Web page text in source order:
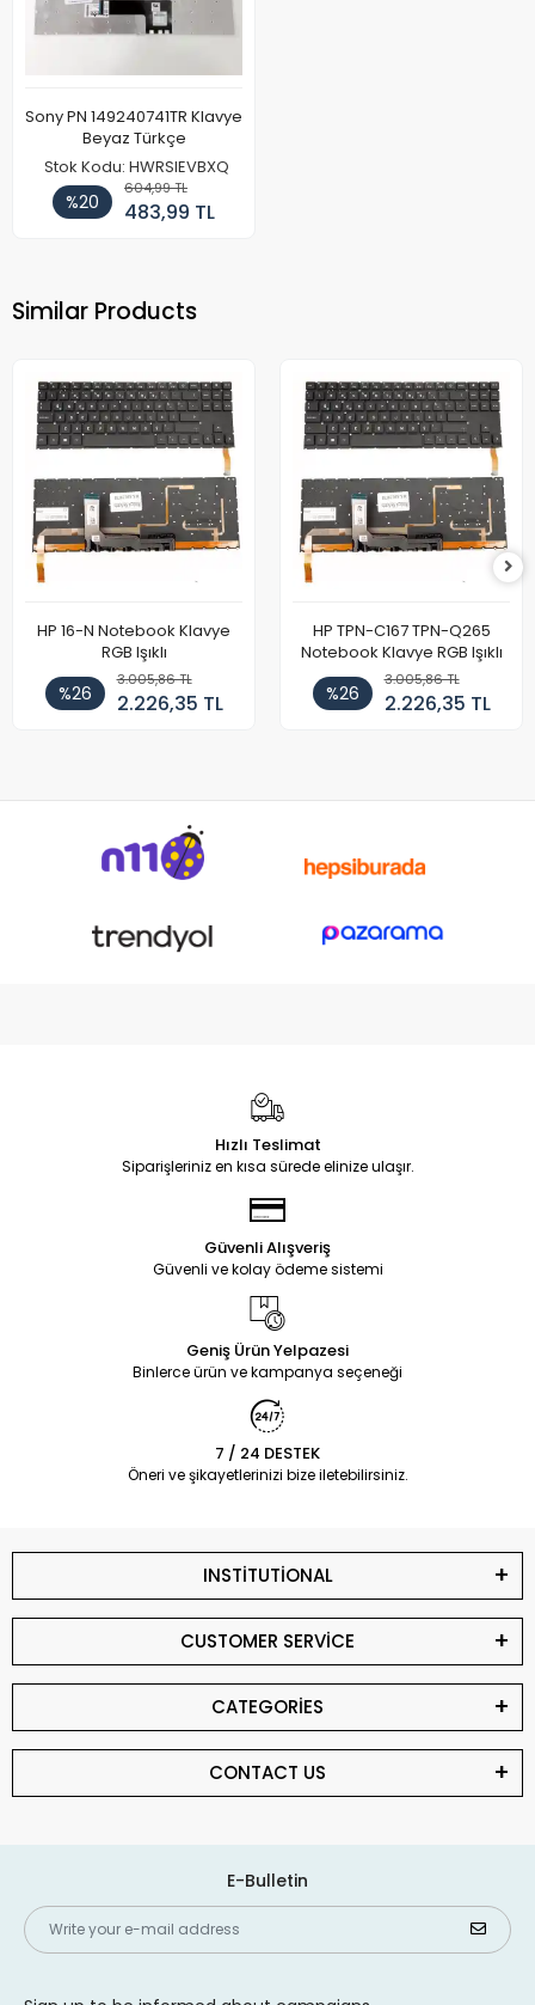
Sony PN 149240741TR Klavye
Beyaz Türkçe
Stok Kodu: HWRSIEVBXQ
%20
604,99 TL
483,99 TL
Similar Products
HP 16-N Notebook Klavye
RGB Işıklı
%26
3.005,86 TL
2.226,35 TL
HP TPN-C167 TPN-Q265
Notebook Klavye RGB Işıklı
%26
3.005,86 TL
2.226,35 TL
Hızlı Teslimat
Siparişleriniz en kısa sürede elinize ulaşır.
Güvenli Alışveriş
Güvenli ve kolay ödeme sistemi
Geniş Ürün Yelpazesi
Binlerce ürün ve kampanya seçeneği
7 / 24 DESTEK
Öneri ve şikayetlerinizi bize iletebilirsiniz.
INSTİTUTİONAL
CUSTOMER SERVİCE
CATEGORİES
CONTACT US
E-Bulletin